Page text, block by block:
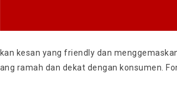
kesan yang friendly dan
ramah dan dekat dengan konsumen.